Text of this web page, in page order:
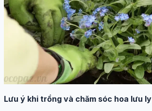
Lưu ý khi trồng và chăm sóc hoa lưu ly